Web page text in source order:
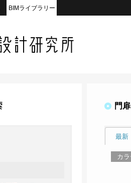
BIMライブラリー
門扉
最新
カ